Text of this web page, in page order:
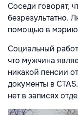
Соседи говорят,
безрезультатно.
помощью в
Социальный
что мужчина
никакой пенсии
документы в
нет в записях